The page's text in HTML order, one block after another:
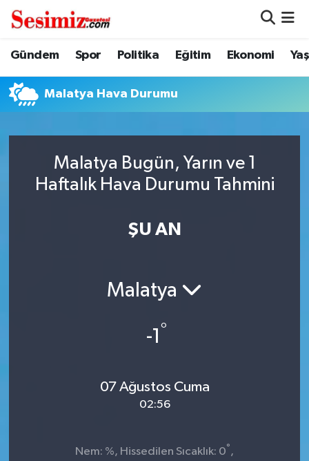
Gündem Spor Politika Eğitim Ekonomi
Malatya Hava Durumu
Malatya Bugün, Yarın ve 1
Haftalık Hava Durumu Tahmini
ŞU AN
Malatya
-1 °
07 Ağustos Cuma
02:56
Nem: %, Hissedilen Sıcaklık: 0° ,
Dünya
Eğitim
Genel
Gündem
Nöbetçi Eczaneler
Hava Durumu
Trafik Durumu
Süper Lig Puan Durumu ve Fikstür